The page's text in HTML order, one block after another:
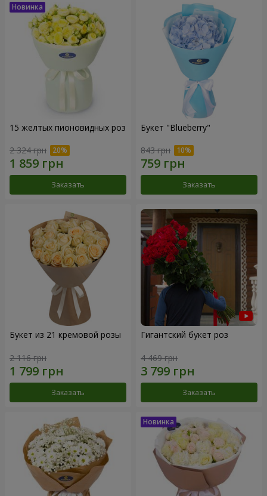
15 желтых пионовидных роз
2 324 грн
Заказать
Букет "Blueberry"
843 грн
Заказать
Букет из 21 кремовой розы
2 116 грн
Заказать
Гигантский букет роз
4 469 грн
Заказать